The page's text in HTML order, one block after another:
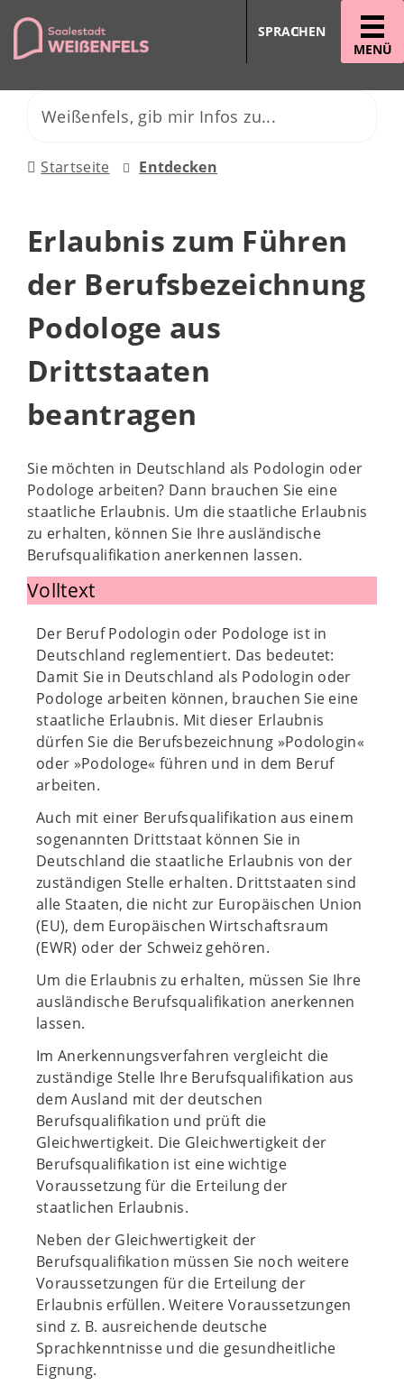
MENÜ
SPRACHEN
Startseite Entdecken
Erlaubnis zum Führen
der Berufsbezeichnung
Podologe aus
Drittstaaten
beantragen
Sie möchten in Deutschland als Podologin oder
Podologe arbeiten? Dann brauchen Sie eine
staatliche Erlaubnis. Um die staatliche Erlaubnis
zu erhalten, können Sie Ihre ausländische
Berufsqualifikation anerkennen lassen.
Volltext
Der Beruf Podologin oder Podologe ist in
Deutschland reglementiert. Das bedeutet:
Damit Sie in Deutschland als Podologin oder
Podologe arbeiten können, brauchen Sie eine
staatliche Erlaubnis. Mit dieser Erlaubnis
dürfen Sie die Berufsbezeichnung »Podologin«
oder »Podologe« führen und in dem Beruf
arbeiten.
Auch mit einer Berufsqualifikation aus einem
sogenannten Drittstaat können Sie in
Deutschland die staatliche Erlaubnis von der
zuständigen Stelle erhalten. Drittstaaten sind
alle Staaten, die nicht zur Europäischen Union
(EU), dem Europäischen Wirtschaftsraum
(EWR) oder der Schweiz gehören.
Um die Erlaubnis zu erhalten, müssen Sie Ihre
ausländische Berufsqualifikation anerkennen
lassen.
Im Anerkennungsverfahren vergleicht die
zuständige Stelle Ihre Berufsqualifikation aus
dem Ausland mit der deutschen
Berufsqualifikation und prüft die
Gleichwertigkeit. Die Gleichwertigkeit der
Berufsqualifikation ist eine wichtige
Voraussetzung für die Erteilung der
staatlichen Erlaubnis.
Neben der Gleichwertigkeit der
Berufsqualifikation müssen Sie noch weitere
Voraussetzungen für die Erteilung der
Erlaubnis erfüllen. Weitere Voraussetzungen
sind z. B. ausreichende deutsche
Sprachkenntnisse und die gesundheitliche
Eignung.